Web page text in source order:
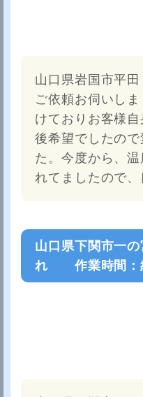
山口県岩国市平
ご依頼お伺いし
けておりお客様
後希望でしたの
た。今度から、
れてましたので、
山口県下関市一
れ 作業時間：